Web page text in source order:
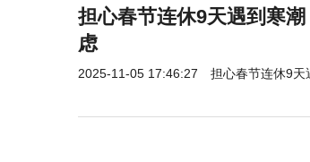
担心春节连休9天遇到寒
虑
2025-11-05 17:46:27 担心春节连休9天